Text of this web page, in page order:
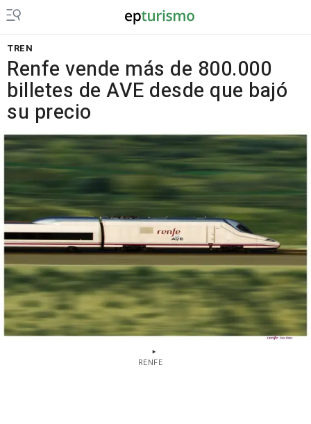
TREN
Renfe vende más de 800.000
billetes de AVE desde que bajó
su precio
RENFE